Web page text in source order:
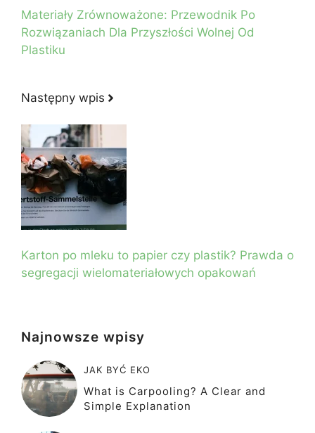
Materiały Zrównoważone: Przewodnik Po
Rozwiązaniach Dla Przyszłości Wolnej Od
Plastiku
Następny wpis
Karton po mleku to papier czy plastik? Prawda o
segregacji wielomateriałowych opakowań
Najnowsze wpisy
JAK BYĆ EKO
What is Carpooling? A Clear and
Simple Explanation